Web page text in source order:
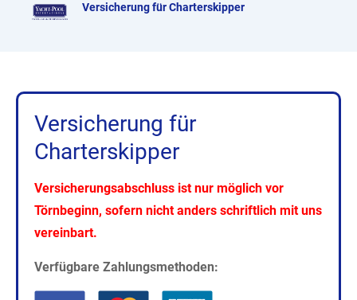
Versicherung für Charterskipper
Versicherung für
Charterskipper
Versicherungsabschluss ist nur möglich vor
Törnbeginn, sofern nicht anders schriftlich mit uns
vereinbart.
Verfügbare Zahlungsmethoden: